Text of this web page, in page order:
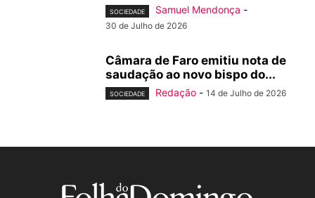
SOCIEDADE Samuel Mendonça -
30 de Julho de 2026
Câmara de Faro emitiu nota de
saudação ao novo bispo do...
SOCIEDADE Redação - 14 de Julho de 2026